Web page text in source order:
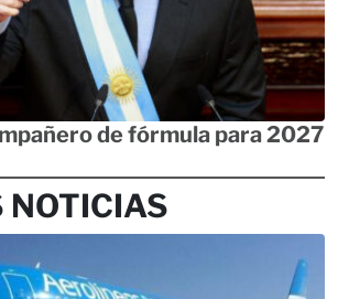
de fórmula para 2027
NOTICIAS